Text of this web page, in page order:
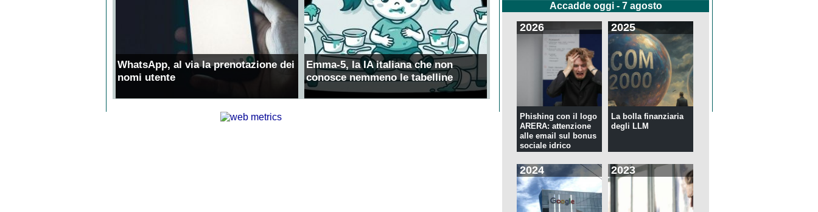
Accadde oggi - 7 agosto
2026
Phishing con il logo
ARERA: attenzione
alle email sul bonus
sociale idrico
2025
La bolla finanziaria
degli LLM
2024 2023
WhatsApp, al via la prenotazione dei
nomi utente
Emma-5, la IA italiana che non
conosce nemmeno le tabelline